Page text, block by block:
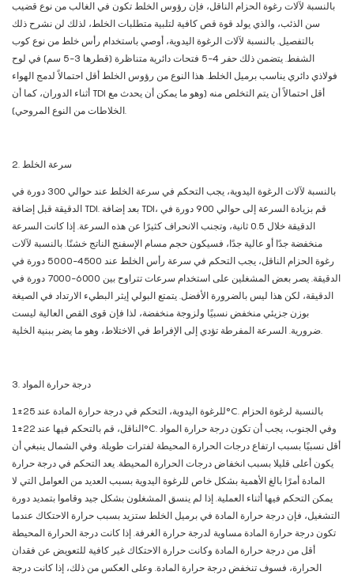
بالنسبة لآلات رغوة الحزام الناقل، فإن رؤوس الخلط تكون في الغالب من نوع قضيب
سن الذئب، والذي يولد قوة قص كافية لتلبية متطلبات الخلط، لذلك لن نشرح ذلك
بالتفصيل. بالنسبة لآلات الرغوة اليدوية، أوصي باستخدام رأس خلط من نوع كوب
الشفط. يتضمن ذلك حفر 4-5 فتحات دائرية متناظرة (قطرها 3-5 سم) في لوح
فولاذي دائري يناسب برميل الخلط. هذا النوع من رؤوس الخلط أقل احتمالاً لدمج الهواء
أثناء الدوران، كما أن TDI أقل احتمالاً أن يتم التخلص منه (وهو ما يمكن أن يحدث مع
الخلاطات من النوع المروحي).
2. سرعة الخلط
بالنسبة لآلات الرغوة اليدوية، يجب التحكم في سرعة الخلط عند حوالي 300 دورة في
الدقيقة قبل إضافة TDI. بعد إضافة TDI، قم بزيادة السرعة إلى حوالي 900 دورة في
الدقيقة خلال 0.5 ثانية، وتجنب الانحراف كثيرًا عن هذه السرعة. إذا كانت السرعة
منخفضة جدًا أو عالية جدًا، فسيكون حجم مسام الإسفنج الناتج خشنًا. بالنسبة لآلات
رغوة الحزام الناقل، يجب التحكم في سرعة رأس الخلط عند 4500-5000 دورة في
الدقيقة. يصر بعض المشغلين على استخدام سرعات تتراوح بين 6000-7000 دورة في
الدقيقة، لكن هذا ليس بالضرورة الأفضل. يتمتع البولي إيثر البطيء الارتداد في الصيغة
بوزن جزيئي منخفض نسبيًا ولزوجة منخفضة، لذا فإن قوى القص العالية ليست
ضرورية. السرعة المفرطة تؤدي إلى الإفراط في الاختلاط، وهو ما يضر ببنية الخلية.
3. درجة حرارة المواد
للرغوة اليدوية، التحكم في درجة حرارة المادة عند 25±1°C. بالنسبة لرغوة الحزام
الناقل، قم بالتحكم فيها عند 22±1°C. وفي الجنوب، يجب أن تكون درجة حرارة المواد
أقل نسبيًا بسبب ارتفاع درجات الحرارة المحيطة لفترات طويلة. وفي الشمال ينبغي أن
يكون أعلى قليلا بسبب انخفاض درجات الحرارة المحيطة. يعد التحكم في درجة حرارة
المادة أمرًا بالغ الأهمية بشكل خاص للرغوة اليدوية بسبب العديد من العوامل التي لا
يمكن التحكم فيها أثناء العملية. إذا لم ينسق المشغلون بشكل جيد وقاموا بتمديد دورة
التشغيل، فإن درجة حرارة المادة في برميل الخلط ستزيد بسبب حرارة الاحتكاك عندما
تكون درجة حرارة المادة مساوية لدرجة حرارة الغرفة. إذا كانت درجة الحرارة المحيطة
أقل من درجة حرارة المادة وكانت حرارة الاحتكاك غير كافية للتعويض عن فقدان
الحرارة، فسوف تنخفض درجة حرارة المادة. وعلى العكس من ذلك، إذا كانت درجة